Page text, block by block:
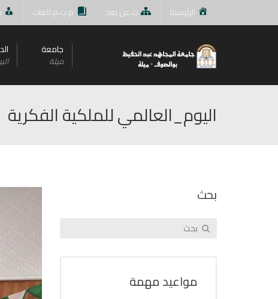
الرئيسية ت.عن بعد م.ت.م.للغات
جامعة
ميلة
اليوم_العالمي للملكية الفكرية
بحث
مواعيد مهمة